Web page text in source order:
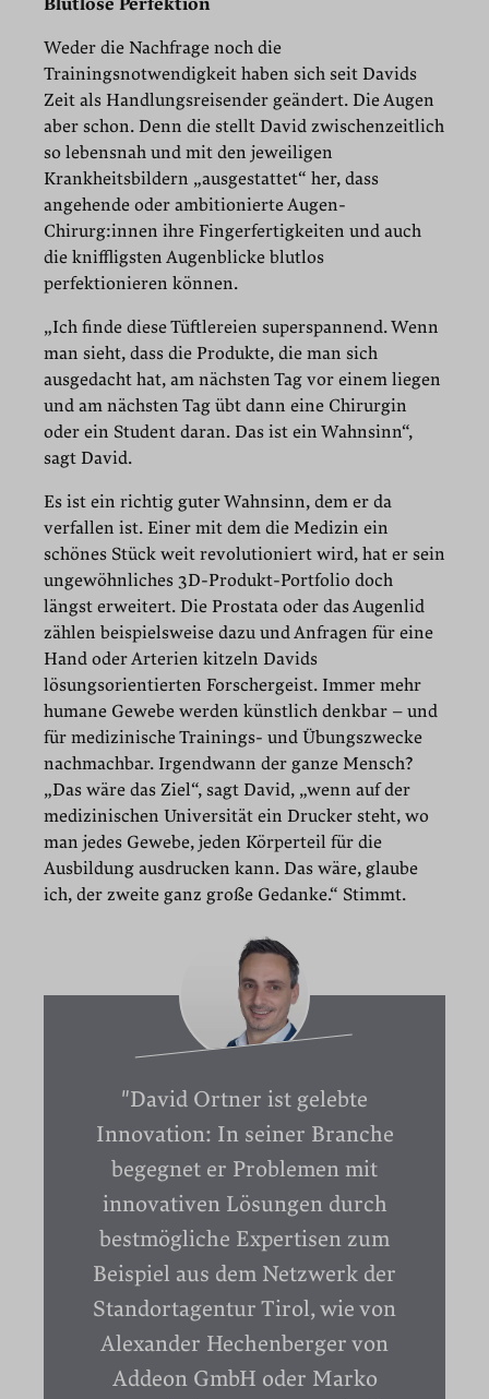
Weder die Nachfrage noch die
Trainingsnotwendigkeit haben sich seit Davids
Zeit als Handlungsreisender geändert. Die Augen
aber schon. Denn die stellt David zwischenzeitlich
so lebensnah und mit den jeweiligen
Krankheitsbildern „ausgestattet“ her, dass
angehende oder ambitionierte Augen-
Chirurg:innen ihre Fingerfertigkeiten und auch
die kniffligsten Augenblicke blutlos
perfektionieren können.
„Ich finde diese Tüftlereien superspannend. Wenn
man sieht, dass die Produkte, die man sich
ausgedacht hat, am nächsten Tag vor einem liegen
und am nächsten Tag übt dann eine Chirurgin
oder ein Student daran. Das ist ein Wahnsinn“,
sagt David.
Es ist ein richtig guter Wahnsinn, dem er da
verfallen ist. Einer mit dem die Medizin ein
schönes Stück weit revolutioniert wird, hat er sein
ungewöhnliches 3D-Produkt-Portfolio doch
längst erweitert. Die Prostata oder das Augenlid
zählen beispielsweise dazu und Anfragen für eine
Hand oder Arterien kitzeln Davids
lösungsorientierten Forschergeist. Immer mehr
humane Gewebe werden künstlich denkbar – und
für medizinische Trainings- und Übungszwecke
nachmachbar. Irgendwann der ganze Mensch?
„Das wäre das Ziel“, sagt David, „wenn auf der
medizinischen Universität ein Drucker steht, wo
man jedes Gewebe, jeden Körperteil für die
Ausbildung ausdrucken kann. Das wäre, glaube
ich, der zweite ganz große Gedanke.“ Stimmt.
"David Ortner ist gelebte
Innovation: In seiner Branche
begegnet er Problemen mit
innovativen Lösungen durch
bestmögliche Expertisen zum
Beispiel aus dem Netzwerk der
Standortagentur Tirol, wie von
Alexander Hechenberger von
Addeon GmbH oder Marko